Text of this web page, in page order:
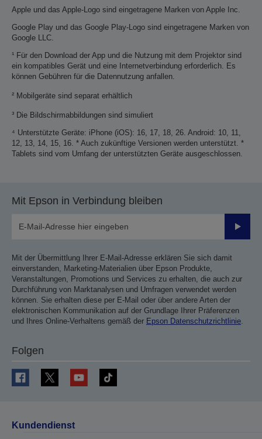
Apple und das Apple-Logo sind eingetragene Marken von Apple Inc.
Google Play und das Google Play-Logo sind eingetragene Marken von
Google LLC.
¹ Für den Download der App und die Nutzung mit dem Projektor sind
ein kompatibles Gerät und eine Internetverbindung erforderlich. Es
können Gebühren für die Datennutzung anfallen.
² Mobilgeräte sind separat erhältlich
³ Die Bildschirmabbildungen sind simuliert
⁴ Unterstützte Geräte: iPhone (iOS): 16, 17, 18, 26. Android: 10, 11,
12, 13, 14, 15, 16. * Auch zukünftige Versionen werden unterstützt. *
Tablets sind vom Umfang der unterstützten Geräte ausgeschlossen.
Mit Epson in Verbindung bleiben
Mit der Übermittlung Ihrer E-Mail-Adresse erklären Sie sich damit
einverstanden, Marketing-Materialien über Epson Produkte,
Veranstaltungen, Promotions und Services zu erhalten, die auch zur
Durchführung von Marktanalysen und Umfragen verwendet werden
können. Sie erhalten diese per E-Mail oder über andere Arten der
elektronischen Kommunikation auf der Grundlage Ihrer Präferenzen
und Ihres Online-Verhaltens gemäß der Epson Datenschutzrichtlinie
Folgen
Kundendienst